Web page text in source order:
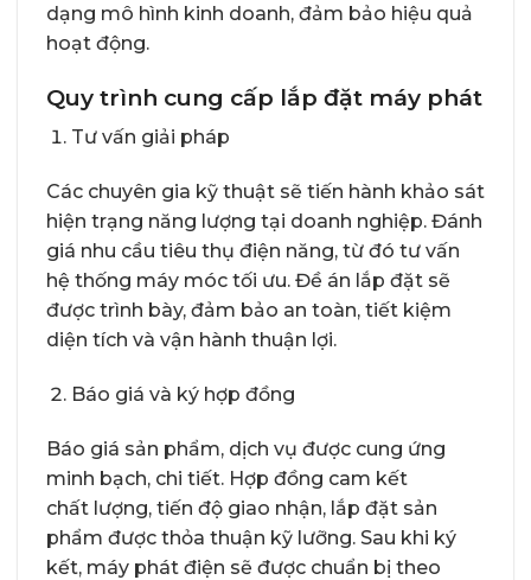
dạng mô hình kinh doanh, đảm bảo hiệu quả
hoạt động.
Quy trình cung cấp lắp đặt máy phát
Tư vấn giải pháp
Các chuyên gia kỹ thuật sẽ tiến hành khảo sát
hiện trạng năng lượng tại doanh nghiệp. Đánh
giá nhu cầu tiêu thụ điện năng, từ đó tư vấn
hệ thống máy móc tối ưu. Đề án lắp đặt sẽ
được trình bày, đảm bảo an toàn, tiết kiệm
diện tích và vận hành thuận lợi.
Báo giá và ký hợp đồng
Báo giá sản phẩm, dịch vụ được cung ứng
minh bạch, chi tiết. Hợp đồng cam kết
chất lượng, tiến độ giao nhận, lắp đặt sản
phẩm được thỏa thuận kỹ lưỡng. Sau khi ký
kết, máy phát điện sẽ được chuẩn bị theo